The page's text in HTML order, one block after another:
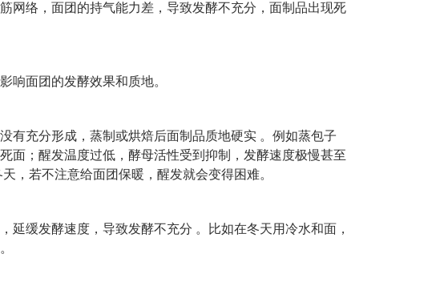
网络，面团的持气能力差，导致发酵不充分，面制品出现死
响面团的发酵效果和质地。
有充分形成，蒸制或烘焙后面制品质地硬实 。例如蒸包子
面；醒发温度过低，酵母活性受到抑制，发酵速度极慢甚至
，若不注意给面团保暖，醒发就会变得困难。
延缓发酵速度，导致发酵不充分 。比如在冬天用冷水和面，